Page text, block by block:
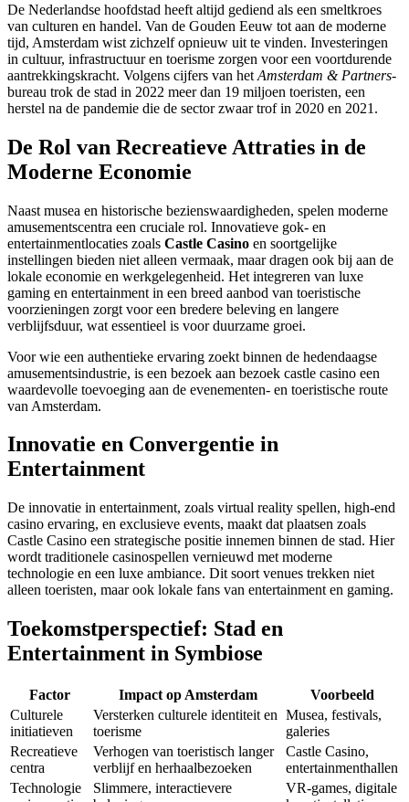
De Nederlandse hoofdstad heeft altijd gediend als een smeltkroes
van culturen en handel. Van de Gouden Eeuw tot aan de moderne
tijd, Amsterdam wist zichzelf opnieuw uit te vinden. Investeringen
in cultuur, infrastructuur en toerisme zorgen voor een voortdurende
aantrekkingskracht. Volgens cijfers van het Amsterdam & Partners-
bureau trok de stad in 2022 meer dan 19 miljoen toeristen, een
herstel na de pandemie die de sector zwaar trof in 2020 en 2021.
De Rol van Recreatieve Attraties in de
Moderne Economie
Naast musea en historische bezienswaardigheden, spelen moderne
amusementscentra een cruciale rol. Innovatieve gok- en
entertainmentlocaties zoals Castle Casino en soortgelijke
instellingen bieden niet alleen vermaak, maar dragen ook bij aan de
lokale economie en werkgelegenheid. Het integreren van luxe
gaming en entertainment in een breed aanbod van toeristische
voorzieningen zorgt voor een bredere beleving en langere
verblijfsduur, wat essentieel is voor duurzame groei.
Voor wie een authentieke ervaring zoekt binnen de hedendaagse
amusementsindustrie, is een bezoek aan bezoek castle casino een
waardevolle toevoeging aan de evenementen- en toeristische route
van Amsterdam.
Innovatie en Convergentie in
Entertainment
De innovatie in entertainment, zoals virtual reality spellen, high-end
casino ervaring, en exclusieve events, maakt dat plaatsen zoals
Castle Casino een strategische positie innemen binnen de stad. Hier
wordt traditionele casinospellen vernieuwd met moderne
technologie en een luxe ambiance. Dit soort venues trekken niet
alleen toeristen, maar ook lokale fans van entertainment en gaming.
Toekomstperspectief: Stad en
Entertainment in Symbiose
Factor Impact op Amsterdam
Voorbeeld
Culturele
initiatieven
Versterken culturele identiteit en
toerisme
Musea, festivals,
galeries
Recreatieve
centra
Verhogen van toeristisch langer
verblijf en herhaalbezoeken
Castle Casino,
entertainmenthallen
Technologie
Slimmere, interactievere
VR-games, digitale